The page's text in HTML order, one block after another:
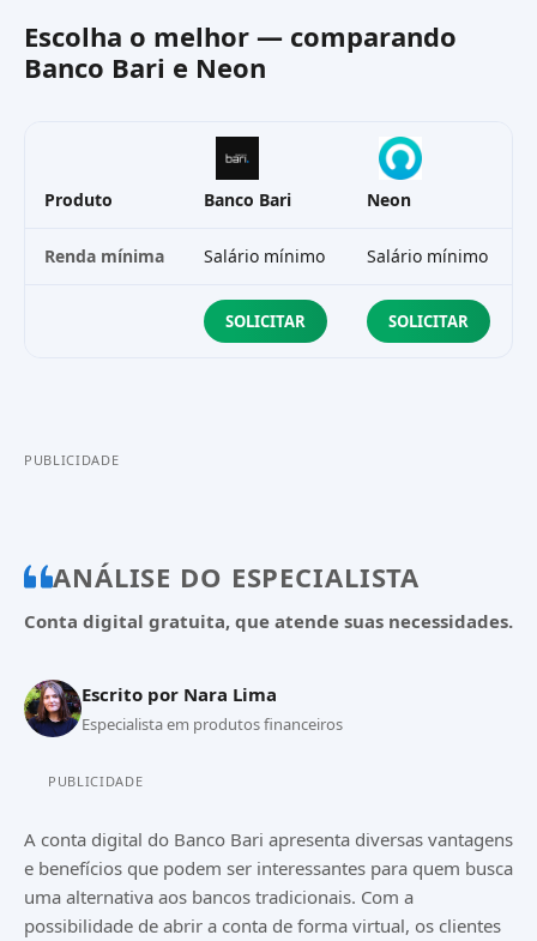
Escolha o melhor — comparando
Banco Bari e Neon
Produto Banco Bari Neon
Renda mínima Salário mínimo Salário mínimo
SOLICITAR SOLICITAR
PUBLICIDADE
ANÁLISE DO ESPECIALISTA
Conta digital gratuita, que atende suas necessidades.
Escrito por Nara Lima
Especialista em produtos financeiros
PUBLICIDADE
A conta digital do Banco Bari apresenta diversas vantagens
e benefícios que podem ser interessantes para quem busca
uma alternativa aos bancos tradicionais. Com a
possibilidade de abrir a conta de forma virtual, os clientes